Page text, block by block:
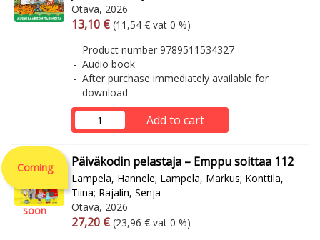
Otava, 2026
Arvonlisäverollinen hinta
13,10 € Excl. vat
(11,54 € vat 0 %)
Product number 9789511534327
Audio book
After purchase immediately available for
download
Add to cart
Coming
soon
Päiväkodin pelastaja – Emppu soittaa 112
Lampela, Hannele; Lampela, Markus; Konttila,
Tiina; Rajalin, Senja
Otava, 2026
Arvonlisäverollinen hinta
27,20 € Excl. vat
(23,96 € vat 0 %)